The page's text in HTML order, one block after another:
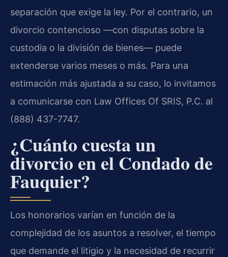
separación que exige la ley. Por el contrario, un
divorcio contencioso —con disputas sobre la
custodia o la división de bienes— puede
extenderse varios meses o más. Para una
estimación más ajustada a su caso, lo invitamos
a comunicarse con Law Offices Of SRIS, P.C. al
(888) 437-7747.
¿Cuánto cuesta un
divorcio en el Condado de
Fauquier?
Los honorarios varían en función de la
complejidad de los asuntos a resolver, el tiempo
que demande el litigio y la necesidad de recurrir